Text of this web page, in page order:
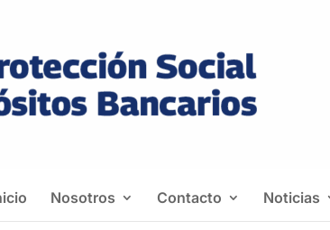
Nosotros Contacto Noticias